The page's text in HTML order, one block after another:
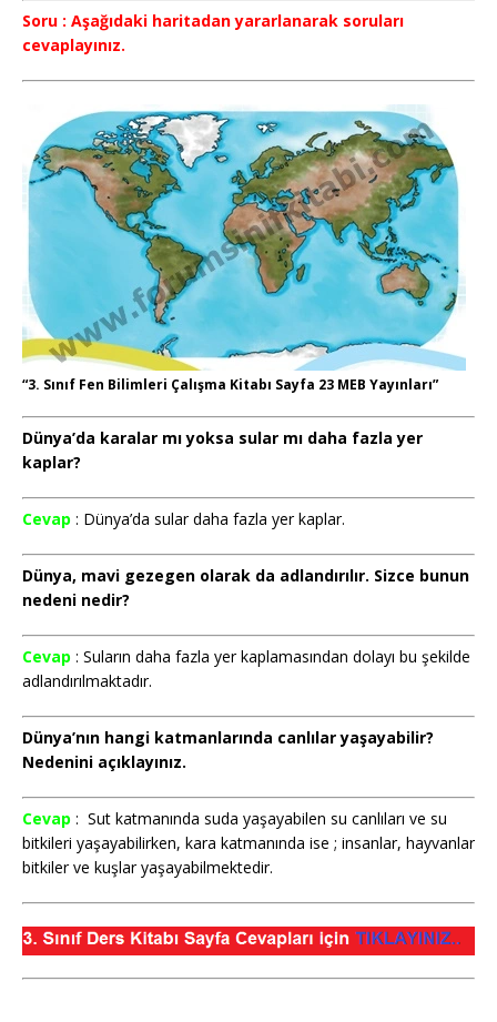
Soru : Aşağıdaki haritadan yararlanarak soruları
cevaplayınız.
“3. Sınıf Fen Bilimleri Çalışma Kitabı Sayfa 23 MEB Yayınları”
Dünya’da karalar mı yoksa sular mı daha fazla yer
kaplar?
Cevap : Dünya’da sular daha fazla yer kaplar.
Dünya, mavi gezegen olarak da adlandırılır. Sizce bunun
nedeni nedir?
Cevap : Suların daha fazla yer kaplamasından dolayı bu şekilde
adlandırılmaktadır.
Dünya’nın hangi katmanlarında canlılar yaşayabilir?
Nedenini açıklayınız.
Cevap : Sut katmanında suda yaşayabilen su canlıları ve su
bitkileri yaşayabilirken, kara katmanında ise ; insanlar, hayvanlar
bitkiler ve kuşlar yaşayabilmektedir.